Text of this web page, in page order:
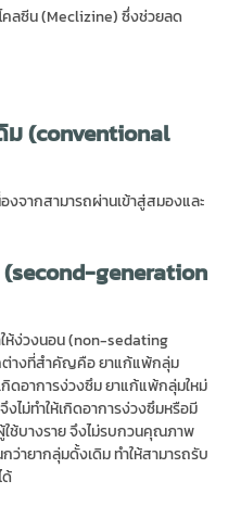
ลซีน (Meclizine) ซึ่งช่วยลด
ม (conventional
งจากสามารถผ่านเข้าสู่สมองและ
second-generation
ห้ง่วงนอน (non-sedating
างที่สำคัญคือ ยาแก้แพ้กลุ่ม
กิดอาการง่วงซึม ยาแก้แพ้กลุ่มใหม่
ไม่ทำให้เกิดอาการง่วงซึมหรือมี
ใช้บางราย จึงไม่รบกวนคุณภาพ
ว่ายากลุ่มดั้งเดิม ทำให้สามารถรับ
ด้